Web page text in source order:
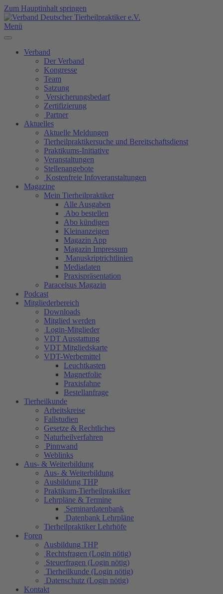
Zum Hauptinhalt springen
Menü
Verband
Der Verband
Kongresse
Team
Satzung
Versicherungsbedarf
Zertifizierung
Partner
Aktuelles
Aktuelle Meldungen
Tierheilpraktikersuche und Bereitschaftsdienst
Praktikums-Initiative
Veranstaltungen
Stellenangebote
Kostenfreie Infoveranstaltungen
Magazine
Mein Tierheilpraktiker
Alle Ausgaben
Abo bestellen
Abo kündigen
Kleinanzeigen
Magazin App
Magazin Impressum
Manuskriptrichtlinien
Mediadaten
Praxispräsentation
Paracelsus Magazin
Podcast
Mitgliederbereich
Downloads
Mitglied werden
Login-Mitglieder
VDT Ausstattung
VDT Mitgliedskarte
VDT-Werbemittel
Leuchtkasten
Magnetfolie
Praxisfahne
Bestellanfrage
Tierheilkunde
Arbeitskreise
Fallstudien
Gesetze & Rechtliches
Naturheilverfahren
Pinnwand
Weblinks
Aus- & Weiterbildung
Aus- & Weiterbildung
Ausbildung THP
Praktikum-Tierheilpraktiker
Lehrpläne & Termine
Seminardatenbank
Datenbank Lehrpläne
Tierheilpraktiker Lehrhöfe
Foren
Ausbildung THP
Rechtsfragen (Login nötig)
Steuerfragen (Login nötig)
Tierheilkunde (Login nötig)
Datenschutz (Login nötig)
Kontakt